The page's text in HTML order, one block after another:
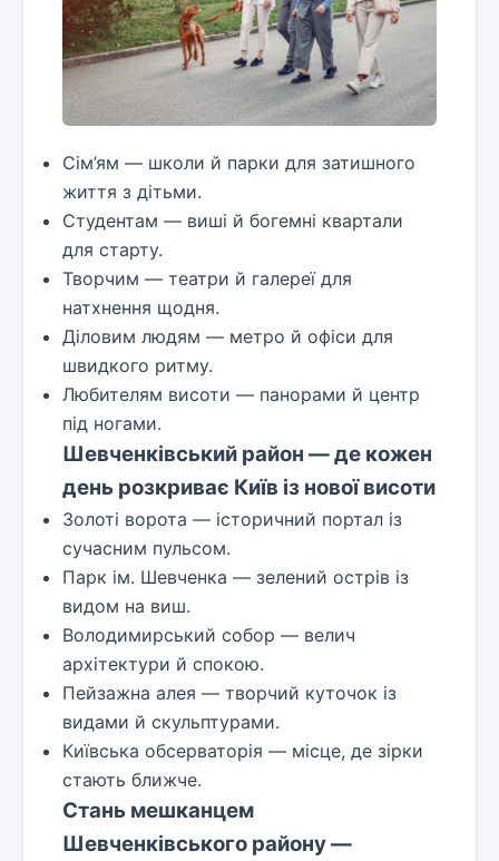
Сім’ям — школи й парки для затишного
життя з дітьми.
Студентам — виші й богемні квартали
для старту.
Творчим — театри й галереї для
натхнення щодня.
Діловим людям — метро й офіси для
швидкого ритму.
Любителям висоти — панорами й центр
під ногами.
Шевченківський район — де кожен
день розкриває Київ із нової висоти
Золоті ворота — історичний портал із
сучасним пульсом.
Парк ім. Шевченка — зелений острів із
видом на виш.
Володимирський собор — велич
архітектури й спокою.
Пейзажна алея — творчий куточок із
видами й скульптурами.
Київська обсерваторія — місце, де зірки
стають ближче.
Стань мешканцем
Шевченківського району —